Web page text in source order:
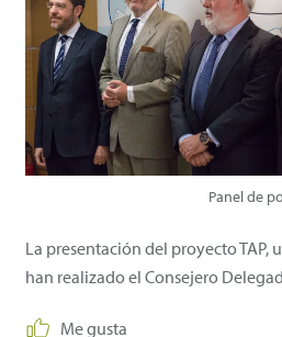
Panel de
La presentación del proyecto
han realizado el Consejero
Me gusta